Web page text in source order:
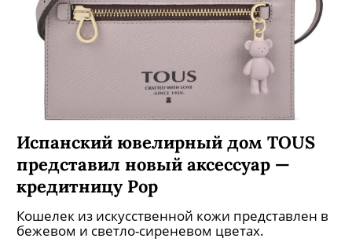
NNedre сняли лукбук новой летней
коллекции в Карелии (и он очень
красивый!)
Съемка проходила на берегу лесного озера
прямо во время ретрита.